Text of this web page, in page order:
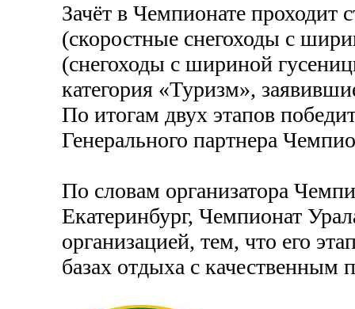
Зачёт в Чемпионате проходит
(скоростные снегоходы с
(снегоходы с шириной
категория «Туризм»,
По итогам двух этапов
Генерального партнера
По словам организатора
Екатеринбург, Чемпионат
организацией, тем, что его
базах отдыха с